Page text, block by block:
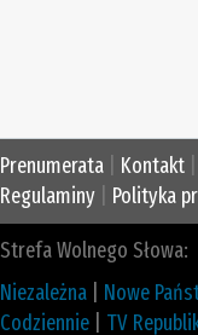
Prenumerata Kontakt
Regulaminy
Polityka
Strefa Wolnego Słowa:
Niezależna
Nowe
Codziennie
TV